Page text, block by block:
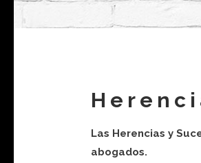
Las Herencias y
abogados.